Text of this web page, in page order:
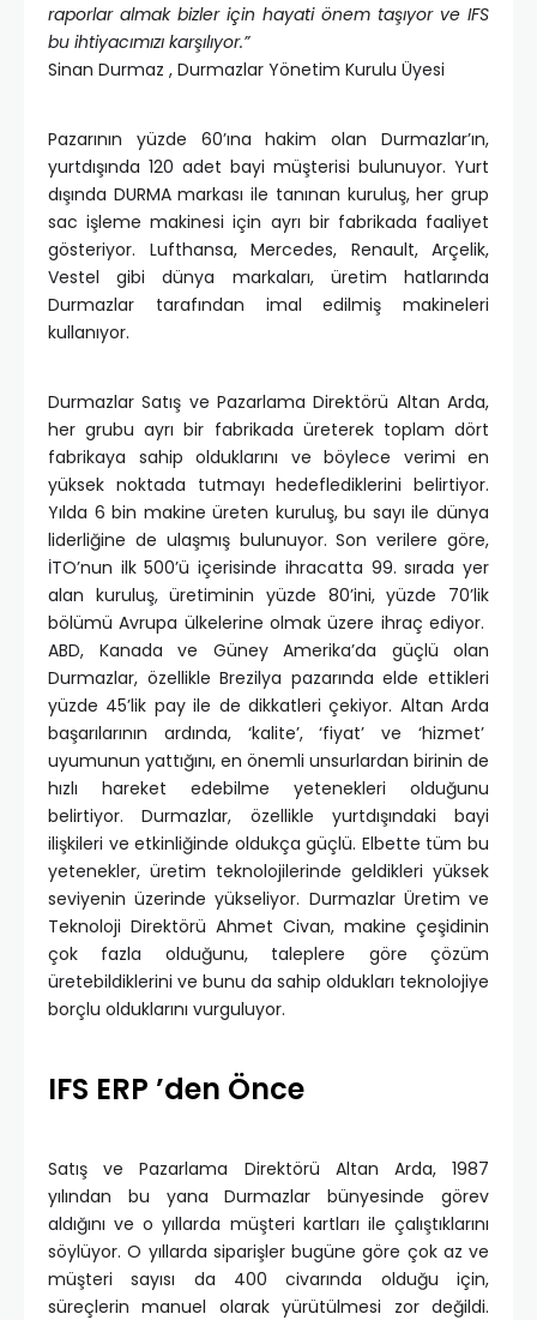
raporlar almak bizler için hayati önem taşıyor ve IFS
bu ihtiyacımızı karşılıyor.”
Sinan Durmaz , Durmazlar Yönetim Kurulu Üyesi
Pazarının yüzde 60’ına hakim olan Durmazlar’ın,
yurtdışında 120 adet bayi müşterisi bulunuyor. Yurt
dışında DURMA markası ile tanınan kuruluş, her grup
sac işleme makinesi için ayrı bir fabrikada faaliyet
gösteriyor. Lufthansa, Mercedes, Renault, Arçelik,
Vestel gibi dünya markaları, üretim hatlarında
Durmazlar tarafından imal edilmiş makineleri
kullanıyor.
Durmazlar Satış ve Pazarlama Direktörü Altan Arda,
her grubu ayrı bir fabrikada üreterek toplam dört
fabrikaya sahip olduklarını ve böylece verimi en
yüksek noktada tutmayı hedeflediklerini belirtiyor.
Yılda 6 bin makine üreten kuruluş, bu sayı ile dünya
liderliğine de ulaşmış bulunuyor. Son verilere göre,
İTO’nun ilk 500’ü içerisinde ihracatta 99. sırada yer
alan kuruluş, üretiminin yüzde 80’ini, yüzde 70’lik
bölümü Avrupa ülkelerine olmak üzere ihraç ediyor.
ABD, Kanada ve Güney Amerika’da güçlü olan
Durmazlar, özellikle Brezilya pazarında elde ettikleri
yüzde 45’lik pay ile de dikkatleri çekiyor. Altan Arda
başarılarının ardında, ‘kalite’, ‘fiyat’ ve ‘hizmet’
uyumunun yattığını, en önemli unsurlardan birinin de
hızlı hareket edebilme yetenekleri olduğunu
belirtiyor. Durmazlar, özellikle yurtdışındaki bayi
ilişkileri ve etkinliğinde oldukça güçlü. Elbette tüm bu
yetenekler, üretim teknolojilerinde geldikleri yüksek
seviyenin üzerinde yükseliyor. Durmazlar Üretim ve
Teknoloji Direktörü Ahmet Civan, makine çeşidinin
çok fazla olduğunu, taleplere göre çözüm
üretebildiklerini ve bunu da sahip oldukları teknolojiye
borçlu olduklarını vurguluyor.
IFS ERP ’den Önce
Satış ve Pazarlama Direktörü Altan Arda, 1987
yılından bu yana Durmazlar bünyesinde görev
aldığını ve o yıllarda müşteri kartları ile çalıştıklarını
söylüyor. O yıllarda siparişler bugüne göre çok az ve
müşteri sayısı da 400 civarında olduğu için,
süreçlerin manuel olarak yürütülmesi zor değildi.